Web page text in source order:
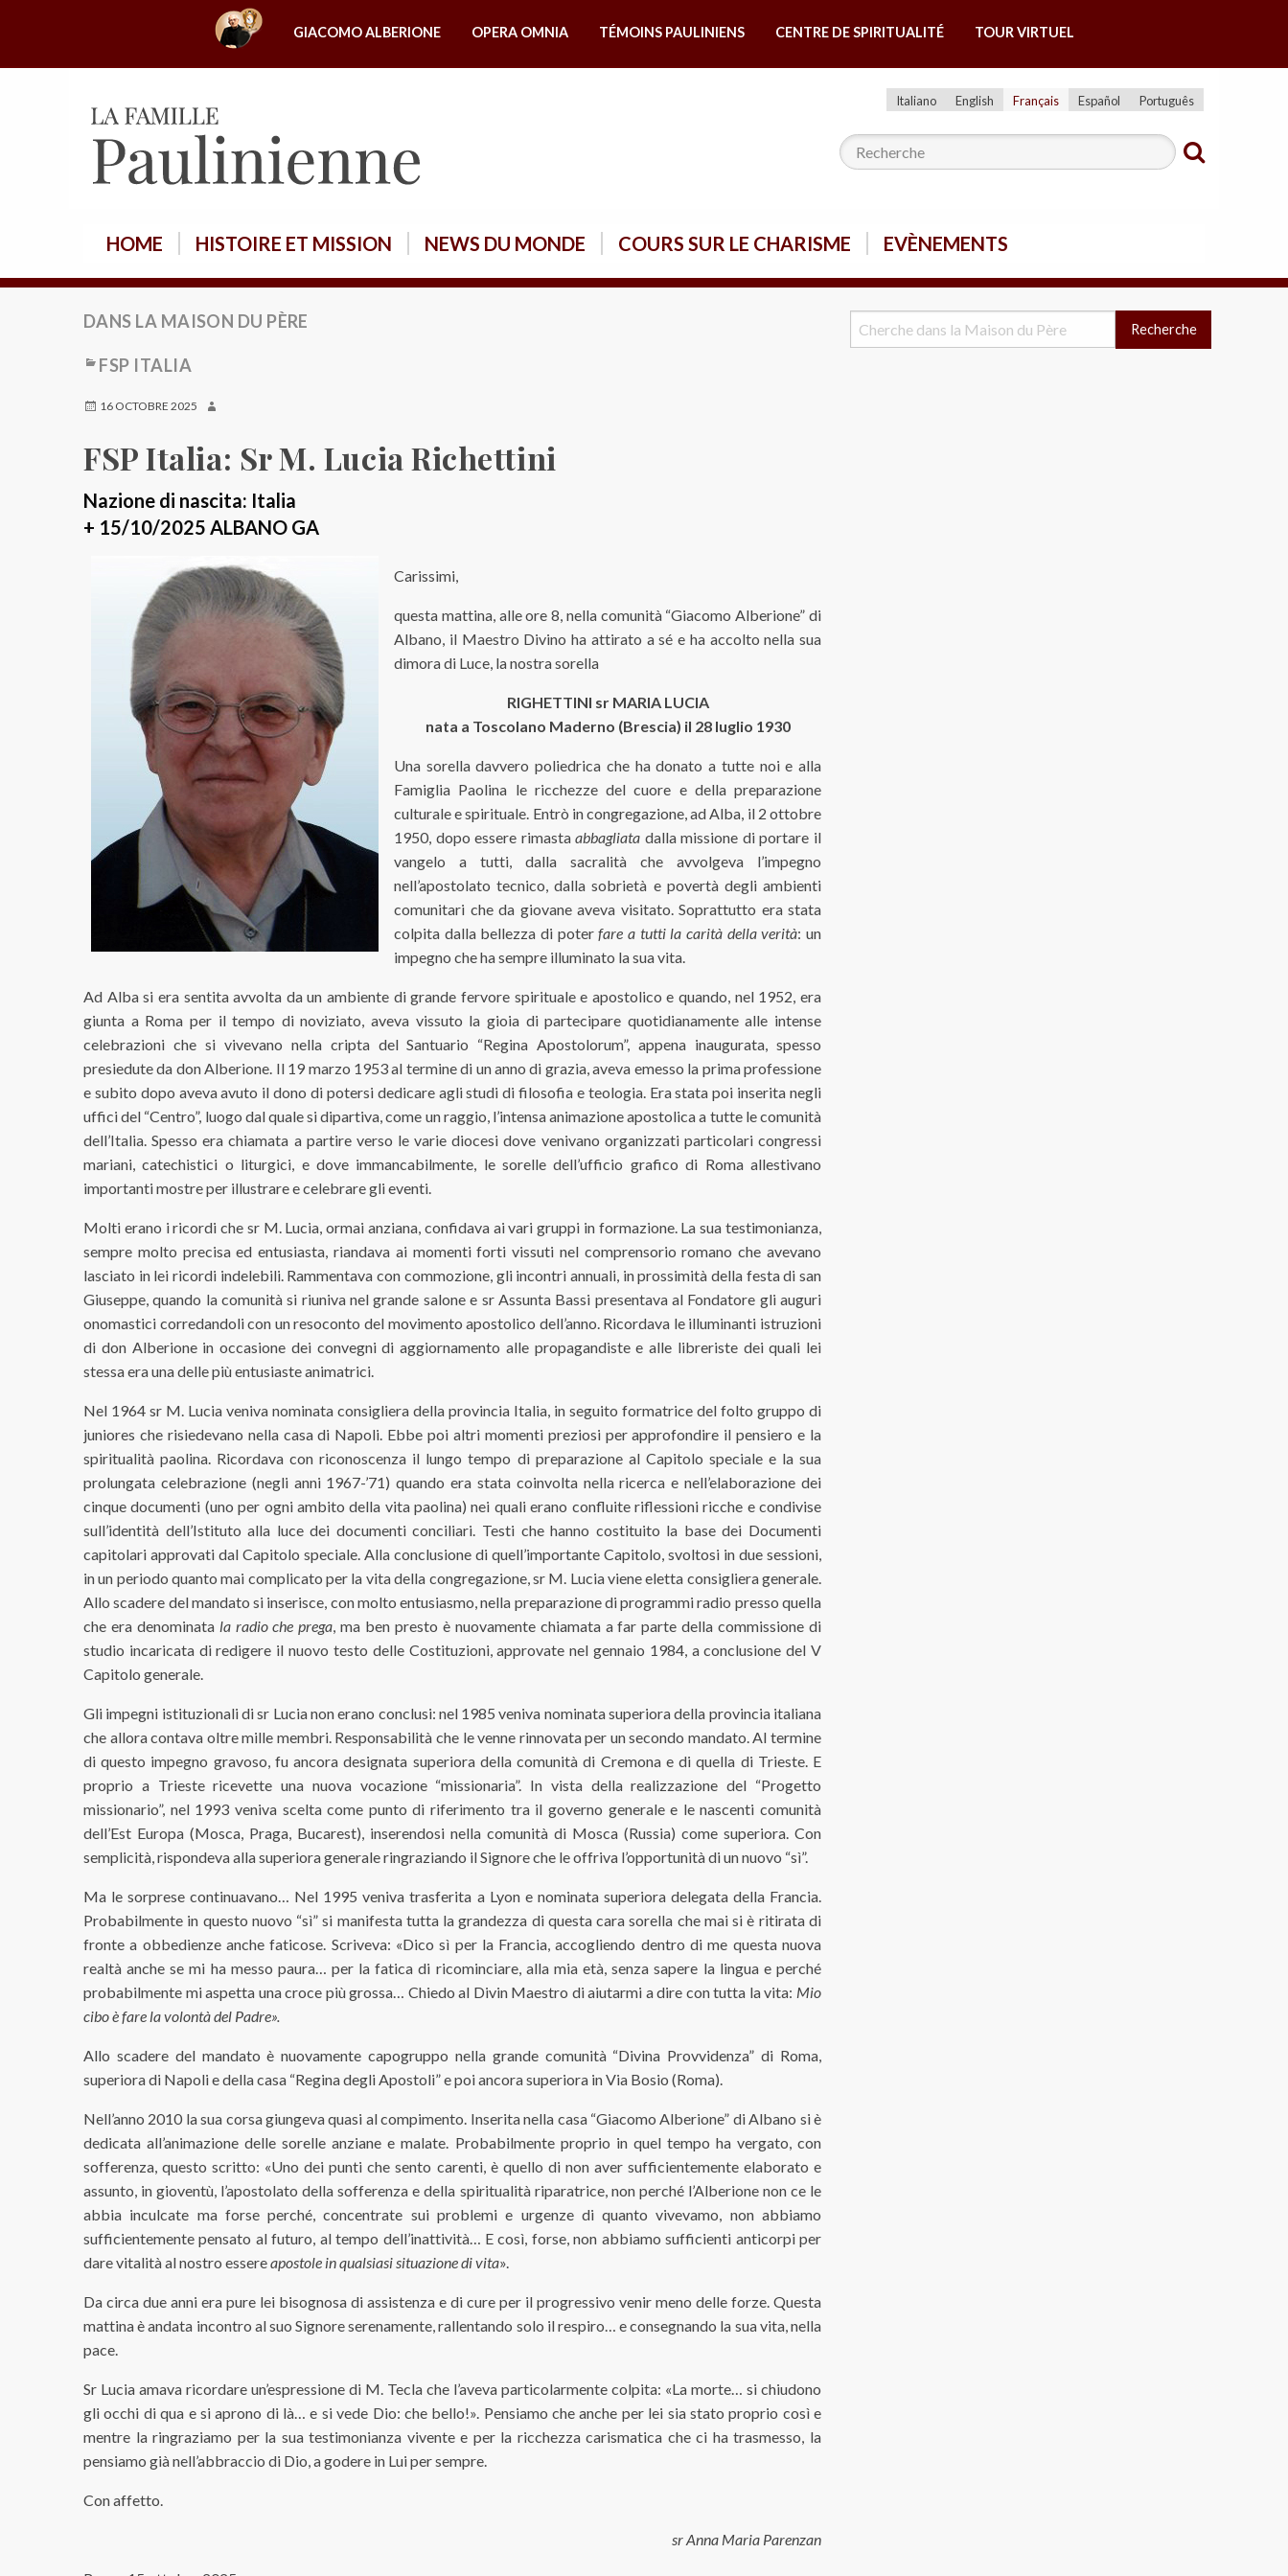
l
GIACOMO ALBERIONE OPERA OMNIA TÉMOINS PAULINIENS CENTRE DE SPIRITUALITÉ TOUR VIRTUEL
Italiano English Français Español Português
HOME HISTOIRE ET MISSION NEWS DU MONDE COURS SUR LE CHARISME EVÈNEMENTS
DANS LA MAISON DU PÈRE
FSP ITALIA
16 OCTOBRE 2025
FSP Italia: Sr M. Lucia Richettini
Nazione di nascita: Italia
+ 15/10/2025 ALBANO GA
Carissimi,
questa mattina, alle ore 8, nella comunità “Giacomo Alberione” di
Albano, il Maestro Divino ha attirato a sé e ha accolto nella sua
dimora di Luce, la nostra sorella
RIGHETTINI sr MARIA LUCIA
nata a Toscolano Maderno (Brescia) il 28 luglio 1930
Una sorella davvero poliedrica che ha donato a tutte noi e alla
Famiglia Paolina le ricchezze del cuore e della preparazione
culturale e spirituale. Entrò in congregazione, ad Alba, il 2 ottobre
1950, dopo essere rimastaabbagliata dalla missione di portare il
vangelo a tutti, dalla sacralità che avvolgeva l’impegno
nell’apostolato tecnico, dalla sobrietà e povertà degli ambienti
comunitari che da giovane aveva visitato. Soprattutto era stata
colpita dalla bellezza di poterfare a tutti la carità della verità: un
impegno che ha sempre illuminato la sua vita.
Ad Alba si era sentita avvolta da un ambiente di grande fervore spirituale e apostolico e quando, nel 1952, era
giunta a Roma per il tempo di noviziato, aveva vissuto la gioia di partecipare quotidianamente alle intense
celebrazioni che si vivevano nella cripta del Santuario “Regina Apostolorum”, appena inaugurata, spesso
presiedute da don Alberione. Il 19 marzo 1953 al termine di un anno di grazia, aveva emesso la prima professione
e subito dopo aveva avuto il dono di potersi dedicare agli studi di filosofia e teologia. Era stata poi inserita negli
uffici del “Centro”, luogo dal quale si dipartiva, come un raggio, l’intensa animazione apostolica a tutte le comunità
dell’Italia. Spesso era chiamata a partire verso le varie diocesi dove venivano organizzati particolari congressi
mariani, catechistici o liturgici, e dove immancabilmente, le sorelle dell’ufficio grafico di Roma allestivano
importanti mostre per illustrare e celebrare gli eventi.
Molti erano i ricordi che sr M. Lucia, ormai anziana, confidava ai vari gruppi in formazione. La sua testimonianza,
sempre molto precisa ed entusiasta, riandava ai momenti forti vissuti nel comprensorio romano che avevano
lasciato in lei ricordi indelebili. Rammentava con commozione, gli incontri annuali, in prossimità della festa di san
Giuseppe, quando la comunità si riuniva nel grande salone e sr Assunta Bassi presentava al Fondatore gli auguri
onomastici corredandoli con un resoconto del movimento apostolico dell’anno. Ricordava le illuminanti istruzioni
di don Alberione in occasione dei convegni di aggiornamento alle propagandiste e alle libreriste dei quali lei
stessa era una delle più entusiaste animatrici.
Nel 1964 sr M. Lucia veniva nominata consigliera della provincia Italia, in seguito formatrice del folto gruppo di
juniores che risiedevano nella casa di Napoli. Ebbe poi altri momenti preziosi per approfondire il pensiero e la
spiritualità paolina. Ricordava con riconoscenza il lungo tempo di preparazione al Capitolo speciale e la sua
prolungata celebrazione (negli anni 1967-’71) quando era stata coinvolta nella ricerca e nell’elaborazione dei
cinque documenti (uno per ogni ambito della vita paolina) nei quali erano confluite riflessioni ricche e condivise
sull’identità dell’Istituto alla luce dei documenti conciliari. Testi che hanno costituito la base dei Documenti
capitolari approvati dal Capitolo speciale. Alla conclusione di quell’importante Capitolo, svoltosi in due sessioni,
in un periodo quanto mai complicato per la vita della congregazione, sr M. Lucia viene eletta consigliera generale.
Allo scadere del mandato si inserisce, con molto entusiasmo, nella preparazione di programmi radio presso quella
che era denominata la radio che prega, ma ben presto è nuovamente chiamata a far parte della commissione di
studio incaricata di redigere il nuovo testo delle Costituzioni, approvate nel gennaio 1984, a conclusione del V
Capitolo generale.
Gli impegni istituzionali di sr Lucia non erano conclusi: nel 1985 veniva nominata superiora della provincia italiana
che allora contava oltre mille membri. Responsabilità che le venne rinnovata per un secondo mandato. Al termine
di questo impegno gravoso, fu ancora designata superiora della comunità di Cremona e di quella di Trieste. E
proprio a Trieste ricevette una nuova vocazione “missionaria”. In vista della realizzazione del “Progetto
missionario”, nel 1993 veniva scelta come punto di riferimento tra il governo generale e le nascenti comunità
dell’Est Europa (Mosca, Praga, Bucarest), inserendosi nella comunità di Mosca (Russia) come superiora. Con
semplicità, rispondeva alla superiora generale ringraziando il Signore che le offriva l’opportunità di un nuovo “sì”.
Ma le sorprese continuavano… Nel 1995 veniva trasferita a Lyon e nominata superiora delegata della Francia.
Probabilmente in questo nuovo “sì” si manifesta tutta la grandezza di questa cara sorella che mai si è ritirata di
fronte a obbedienze anche faticose. Scriveva: «Dico sì per la Francia, accogliendo dentro di me questa nuova
realtà anche se mi ha messo paura… per la fatica di ricominciare, alla mia età, senza sapere la lingua e perché
probabilmente mi aspetta una croce più grossa… Chiedo al Divin Maestro di aiutarmi a dire con tutta la vita: Mio
cibo è fare la volontà del Padre».
Allo scadere del mandato è nuovamente capogruppo nella grande comunità “Divina Provvidenza” di Roma,
superiora di Napoli e della casa “Regina degli Apostoli” e poi ancora superiora in Via Bosio (Roma).
Nell’anno 2010 la sua corsa giungeva quasi al compimento. Inserita nella casa “Giacomo Alberione” di Albano si è
dedicata all’animazione delle sorelle anziane e malate. Probabilmente proprio in quel tempo ha vergato, con
sofferenza, questo scritto: «Uno dei punti che sento carenti, è quello di non aver sufficientemente elaborato e
assunto, in gioventù, l’apostolato della sofferenza e della spiritualità riparatrice, non perché l’Alberione non ce le
abbia inculcate ma forse perché, concentrate sui problemi e urgenze di quanto vivevamo, non abbiamo
sufficientemente pensato al futuro, al tempo dell’inattività… E così, forse, non abbiamo sufficienti anticorpi per
dare vitalità al nostro essereapostole in qualsiasi situazione di vita».
Da circa due anni era pure lei bisognosa di assistenza e di cure per il progressivo venir meno delle forze. Questa
mattina è andata incontro al suo Signore serenamente, rallentando solo il respiro… e consegnando la sua vita, nella
pace.
Sr Lucia amava ricordare un’espressione di M. Tecla che l’aveva particolarmente colpita: «La morte… si chiudono
gli occhi di qua e si aprono di là… e si vede Dio: che bello!». Pensiamo che anche per lei sia stato proprio così e
mentre la ringraziamo per la sua testimonianza vivente e per la ricchezza carismatica che ci ha trasmesso, la
pensiamo già nell’abbraccio di Dio, a godere in Lui per sempre.
Con affetto.
sr Anna Maria Parenzan
Recherche